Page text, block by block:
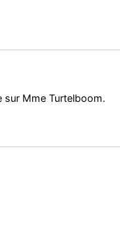
sur Mme Turtelboom.